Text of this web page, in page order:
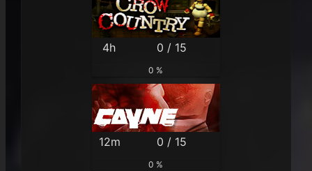
4h 0 / 15
0 %
12m 0 / 15
0 %